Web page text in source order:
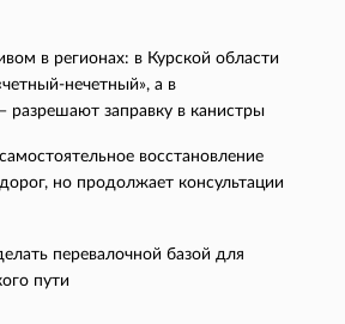
в регионах: в Курской области
нечетный», а в
разрешают заправку в канистры
восстановление
но продолжает консультации
перевалочной базой для
пути